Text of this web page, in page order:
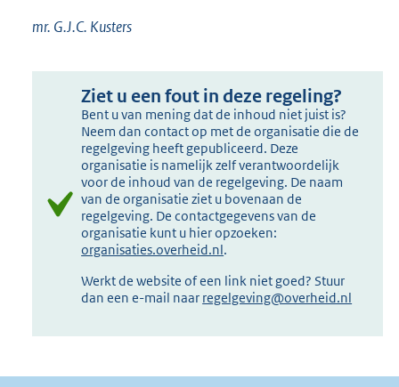
mr. G.J.C. Kusters
Ziet u een fout in deze regeling?
Bent u van mening dat de inhoud niet juist is?
Neem dan contact op met de organisatie die de
regelgeving heeft gepubliceerd. Deze
organisatie is namelijk zelf verantwoordelijk
voor de inhoud van de regelgeving. De naam
van de organisatie ziet u bovenaan de
regelgeving. De contactgegevens van de
organisatie kunt u hier opzoeken:
organisaties.overheid.nl.
Werkt de website of een link niet goed? Stuur
dan een e-mail naar regelgeving@overheid.nl